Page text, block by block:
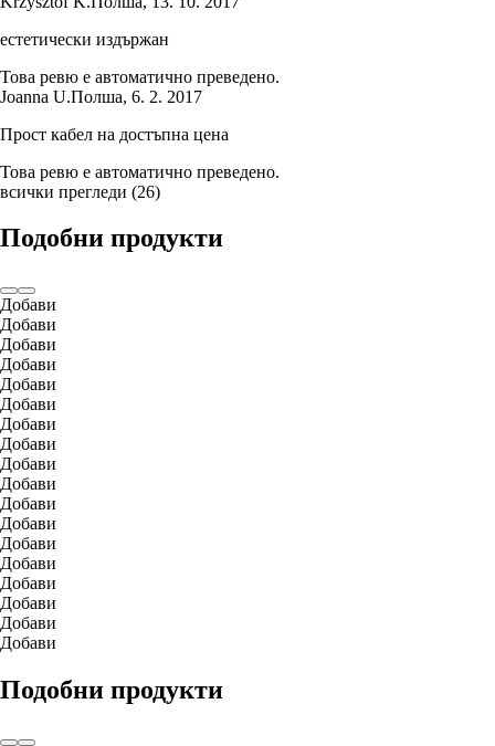
естетически издържан
Това ревю е автоматично преведено.
Joanna U.Полша, 6. 2. 2017
Прост кабел на достъпна цена
Това ревю е автоматично преведено.
всички прегледи (26)
Подобни продукти
Добави
Добави
Добави
Добави
Добави
Добави
Добави
Добави
Добави
Добави
Добави
Добави
Добави
Добави
Добави
Добави
Добави
Добави
Подобни продукти